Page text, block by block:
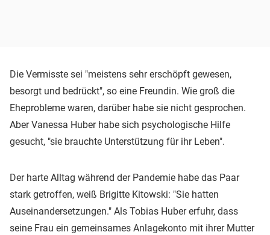
Die Vermisste sei "meistens sehr erschöpft gewesen,
besorgt und bedrückt", so eine Freundin. Wie groß die
Eheprobleme waren, darüber habe sie nicht gesprochen.
Aber Vanessa Huber habe sich psychologische Hilfe
gesucht, "sie brauchte Unterstützung für ihr Leben".
Der harte Alltag während der Pandemie habe das Paar
stark getroffen, weiß Brigitte Kitowski: "Sie hatten
Auseinandersetzungen." Als Tobias Huber erfuhr, dass
seine Frau ein gemeinsames Anlagekonto mit ihrer Mutter